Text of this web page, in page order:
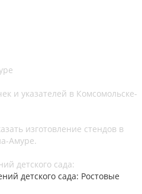
и указателей в Комсомольске-
изготовление стендов в
Амуре.
детского сада:
детского сада: Ростовые